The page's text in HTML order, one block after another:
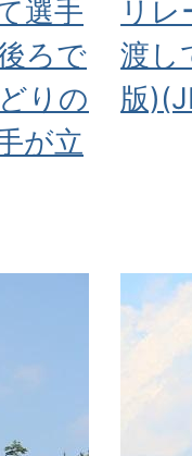
選手
ろで
りの
が立
リ
渡し
版